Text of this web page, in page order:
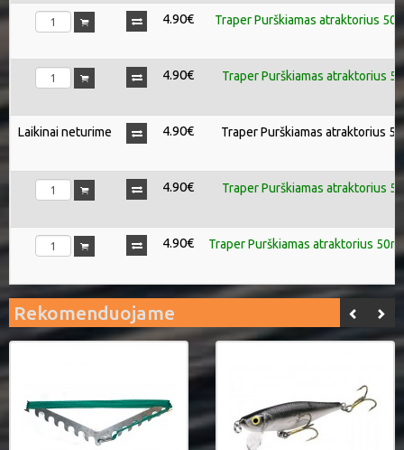
4.90€ Traper Purškiamas atraktorius
4.90€ Traper Purškiamas atraktorius
Laikinai neturime 4.90€ Traper Purškiamas atraktorius
4.90€ Traper Purškiamas atraktorius
4.90€ Traper Purškiamas atraktorius
Rekomenduojame